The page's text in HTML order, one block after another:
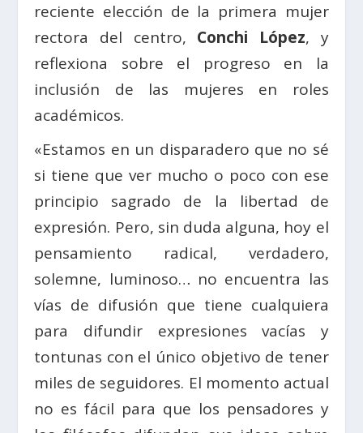
reciente elección de la primera mujer
rectora del centro, Conchi López, y
reflexiona sobre el progreso en la
inclusión de las mujeres en roles
académicos.
«Estamos en un disparadero que no sé
si tiene que ver mucho o poco con ese
principio sagrado de la libertad de
expresión. Pero, sin duda alguna, hoy el
pensamiento radical, verdadero,
solemne, luminoso… no encuentra las
vías de difusión que tiene cualquiera
para difundir expresiones vacías y
tontunas con el único objetivo de tener
miles de seguidores. El momento actual
no es fácil para que los pensadores y